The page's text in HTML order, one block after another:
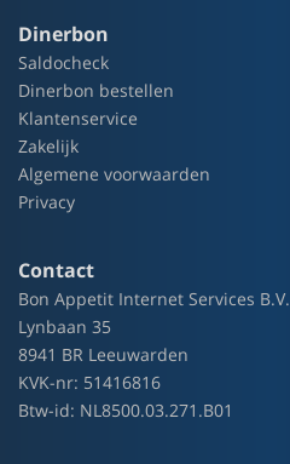
Dinerbon
Saldocheck
Dinerbon bestellen
Klantenservice
Zakelijk
Algemene voorwaarden
Privacy
Contact
Bon Appetit Internet Services B.V.
Lynbaan 35
8941 BR Leeuwarden
KVK-nr: 51416816
Btw-id: NL8500.03.271.B01